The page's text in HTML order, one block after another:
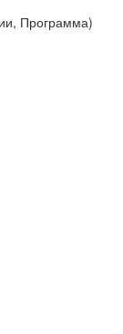
Программа)